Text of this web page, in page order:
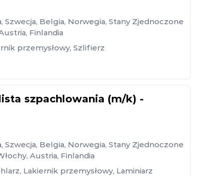
, Szwecja, Belgia, Norwegia, Stany Zjednoczone
, Finlandia
przemysłowy, Szlifierz
szpachlowania (m/k) -
, Szwecja, Belgia, Norwegia, Stany Zjednoczone
, Austria, Finlandia
, Lakiernik przemysłowy, Laminiarz